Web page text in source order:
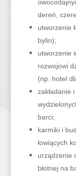
dereń,
utworzenie
bylin);
utworzenie
rozwojowi
(np. hotel
zakładanie
barci;
karmiki i
łowiących
urządzenie
błotnej na